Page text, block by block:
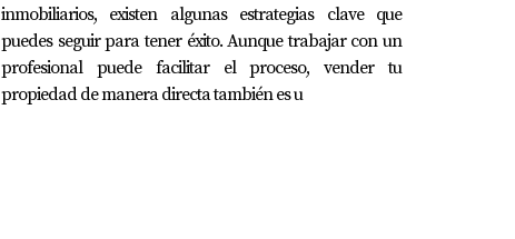
inmobiliarios, existen algunas estrategias clave que
puedes seguir para tener éxito. Aunque trabajar con un
profesional puede facilitar el proceso, vender tu
propiedad de manera directa también es u